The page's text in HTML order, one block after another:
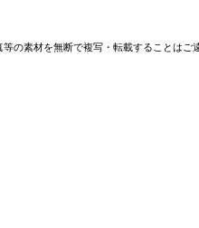
の素材を無断で複写・転載することはご